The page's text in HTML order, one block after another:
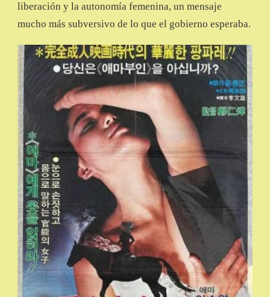
liberación y la autonomía femenina, un mensaje
mucho más subversivo de lo que el gobierno esperaba.